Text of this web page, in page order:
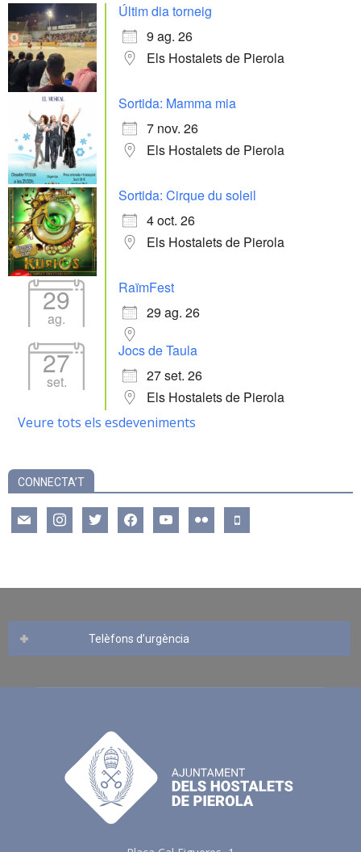
Últim dia torneig
9 ag. 26
Els Hostalets de Pierola
Sortida: Mamma mia
7 nov. 26
Els Hostalets de Pierola
Sortida: Cirque du soleil
4 oct. 26
Els Hostalets de Pierola
29
ag.
RaïmFest
29 ag. 26
27
set.
Jocs de Taula
27 set. 26
Els Hostalets de Pierola
Veure tots els esdeveniments
CONNECTA’T
mail instagramtwitter facebookyoutube flickr mobile
Telèfons d’urgència